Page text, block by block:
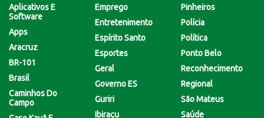
Aplicativos E
Software
Apps
Aracruz
BR-101
Brasil
Caminhos Do
Campo
Emprego
Entretenimento
Espírito Santo
Esportes
Geral
Governo ES
Guriri
Ibiraçu
Pinheiros
Polícia
Política
Ponto Belo
Reconhecimento
Regional
São Mateus
Saúde